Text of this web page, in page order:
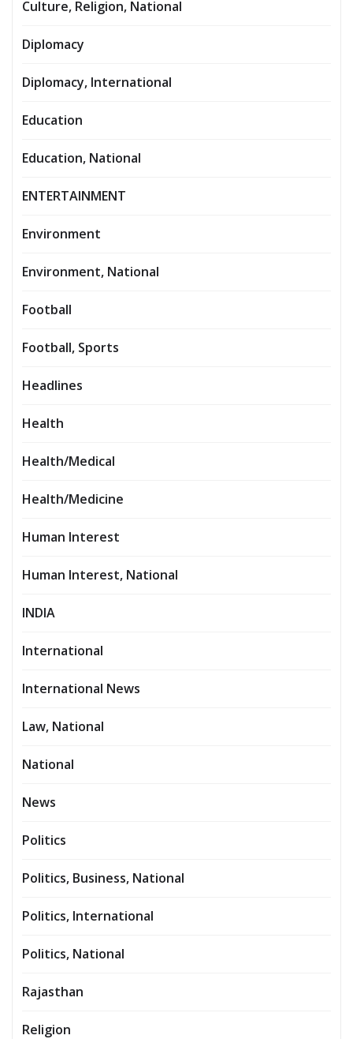
Culture, Religion, National
Diplomacy
Diplomacy, International
Education
Education, National
ENTERTAINMENT
Environment
Environment, National
Football
Football, Sports
Headlines
Health
Health/Medical
Health/Medicine
Human Interest
Human Interest, National
INDIA
International
International News
Law, National
National
News
Politics
Politics, Business, National
Politics, International
Politics, National
Rajasthan
Religion